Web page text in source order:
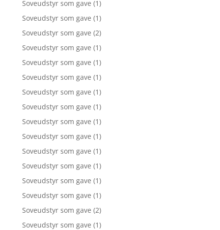
Soveudstyr som gave (1)
Soveudstyr som gave (1)
Soveudstyr som gave (2)
Soveudstyr som gave (1)
Soveudstyr som gave (1)
Soveudstyr som gave (1)
Soveudstyr som gave (1)
Soveudstyr som gave (1)
Soveudstyr som gave (1)
Soveudstyr som gave (1)
Soveudstyr som gave (1)
Soveudstyr som gave (1)
Soveudstyr som gave (1)
Soveudstyr som gave (1)
Soveudstyr som gave (2)
Soveudstyr som gave (1)